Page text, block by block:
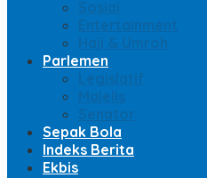
Sosial
Entertainment
Haji & Umroh
Parlemen
Legislatif
Majelis
Senator
Sepak Bola
Indeks Berita
Ekbis